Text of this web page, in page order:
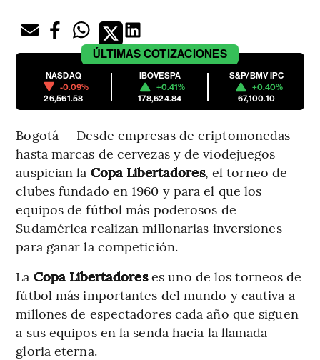
ÚLTIMAS COTIZACIONES
NASDAQ
-0.09%
26,561.58
IBOVESPA
+0.41%
178,624.84
S&P/BMV IPC
+0.40%
67,100.10
Bogotá — Desde empresas de criptomonedas
hasta marcas de cervezas y de viodejuegos
auspician la Copa Libertadores, el torneo de
clubes fundado en 1960 y para el que los
equipos de fútbol más poderosos de
Sudamérica realizan millonarias inversiones
para ganar la competición.
La Copa Libertadoreses uno de los torneos de
fútbol más importantes del mundo y cautiva a
millones de espectadores cada año que siguen
a sus equipos en la senda hacia la llamada
gloria eterna.